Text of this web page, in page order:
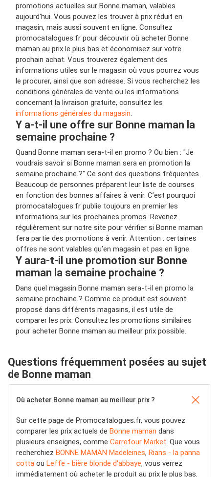
promotions actuelles sur Bonne maman, valables
aujourd'hui. Vous pouvez les trouver à prix réduit en
magasin, mais aussi souvent en ligne. Consultez
promocatalogues.fr pour découvrir où acheter Bonne
maman au prix le plus bas et économisez sur votre
prochain achat. Vous trouverez également des
informations utiles sur le magasin où vous pourrez vous
le procurer, ainsi que son adresse. Si vous recherchez les
conditions générales de vente ou les informations
concernant la livraison gratuite, consultez les
informations générales du magasin
Y a-t-il une offre sur Bonne maman la
semaine prochaine ?
Quand Bonne maman sera-t-il en promo ? Ou bien : "Je
voudrais savoir si Bonne maman sera en promotion la
semaine prochaine ?" Ce sont des questions fréquentes.
Beaucoup de personnes préparent leur liste de courses
en fonction des bonnes affaires à venir. C’est pourquoi
promocatalogues.fr publie toujours en premier les
informations sur les prochaines promos. Revenez
régulièrement sur notre site pour vérifier si Bonne maman
fera partie des promotions à venir. Attention : certaines
offres ne sont valables qu’en magasin et pas en ligne.
Y aura-t-il une promotion sur Bonne
maman la semaine prochaine ?
Dans quel magasin Bonne maman sera-t-il en promo la
semaine prochaine ? Comme ce produit est souvent
proposé dans différents magasins, il est utile de
comparer les prix. Consultez les promotions similaires
pour acheter Bonne maman au meilleur prix possible.
Questions fréquemment posées au sujet
de Bonne maman
Où acheter Bonne maman au meilleur prix ?
Sur cette page de Promocatalogues.fr, vous pouvez
comparer les prix actuels de Bonne maman dans
plusieurs enseignes, comme Carrefour Market . Que vous
recherchiez BONNE MAMAN Madeleines, Rians - la panna
cotta ou Leffe - bière blonde d'abbaye, vous verrez
immédiatement où acheter le produit au prix le plus bas.